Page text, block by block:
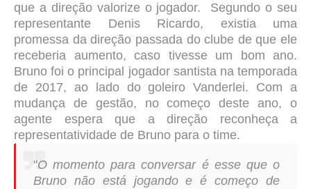
que a direção valorize o jogador. Segundo o seu
representante Denis Ricardo, existia uma
promessa da direção passada do clube de que ele
receberia aumento, caso tivesse um bom ano.
Bruno foi o principal jogador santista na temporada
de 2017, ao lado do goleiro Vanderlei. Com a
mudança de gestão, no começo deste ano, o
agente espera que a direção reconheça a
representatividade de Bruno para o time.
"O momento para conversar é esse que o
Bruno não está jogando e é começo de